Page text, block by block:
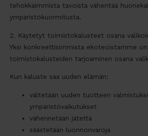
tehokkaimmista tavoista vähentää
ympäristökuormitusta.
2. Käytetyt toimistokalusteet osana
Yksi konkreettisimmista ekoteoistamme
toimistokalusteiden tarjoaminen osana
Kun kaluste saa uuden elämän:
vältetään uuden tuotteen
ympäristövaikutukset
vähennetään jätettä
säästetään luonnonvaroja